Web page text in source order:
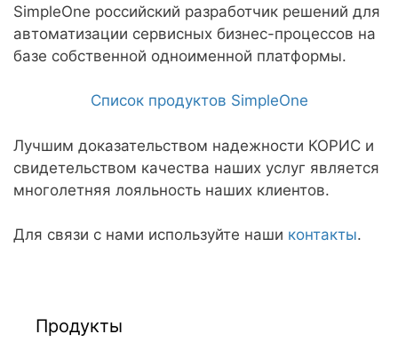
SimpleOne российский разработчик решений для
автоматизации сервисных бизнес-процессов на
базе собственной одноименной платформы.
Список продуктов SimpleOne
Лучшим доказательством надежности КОРИС и
свидетельством качества наших услуг является
многолетняя лояльность наших клиентов.
Для связи с нами используйте наши контакты.
Продукты